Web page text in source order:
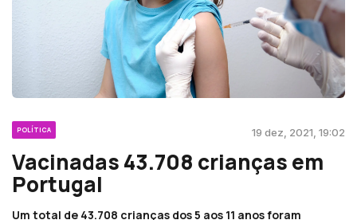
POLÍTICA 19 dez, 2021, 19:02
Vacinadas 43.708 crianças em
Portugal
Um total de 43.708 crianças dos 5 aos 11 anos foram